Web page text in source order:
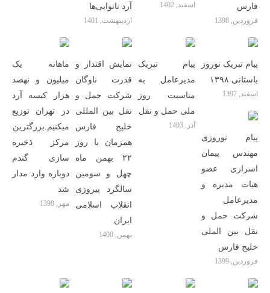
آرد نانوایی‌ها
اردیبهشت, 1401
اسفند, 1402
فارس
فروردین, 1398
ماهانه یک
میلیون و نهصد
هزار کیسه آرد
در تهران توزیع
میکنیم.بزرگترین
مرکز ذخیره
سازی گندم
دوباره وارد مدار
شد
مهر, 1398
نمایش اقتدار و
قدرت ناوگان
شرکت حمل و
نقل بین المللی
خلیج فارس
همزمان با روز
۲۲ بهمن ماه
چهل و سومین
سالگرد پیروزی
انقلاب اسلامی
ایران
بهمن, 1400
پیام تبریک
مدیرعامل به
مناسبت روز
ملی حمل و نقل
آذر, 1403
پیام تبریک نوروز
باستانی ۱۳۹۸
اسفند, 1397
پیام نوروزی
مهندس پیمان
اسراری عضو
هیات مدیره و
مدیرعامل
شرکت حمل و
نقل بین الملی
خلیج فارس
فروردین, 1399